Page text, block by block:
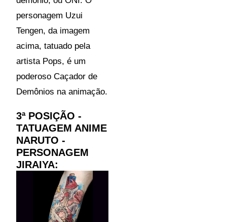
personagem Uzui
Tengen, da imagem
acima, tatuado pela
artista Pops, é um
poderoso Caçador de
Demônios na animação.
3ª POSIÇÃO -
TATUAGEM ANIME
NARUTO -
PERSONAGEM
JIRAIYA: